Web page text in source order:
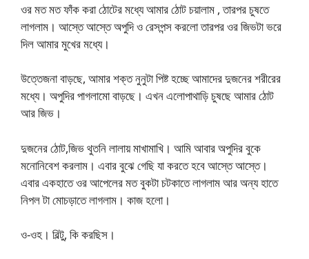
ওর মত মত ফাঁক করা ঠোটের মধ্যে আমার ঠোট চয়ালাম , তারপর চুষতে
লাগলাম। আস্তে আস্তে অপুদি ও রেসপন্স করলো তারপর ওর জিভটা ভরে
দিল আমার মুখের মধ্যে।
উত্তেজনা বাড়ছে, আমার শক্ত নুনুটা পিষ্ট হচ্ছে আমাদের দুজনের শরীরের
মধ্যে। অপুদির পাগলামো বাড়ছে। এখন এলোপাথাড়ি চুষছে আমার ঠোট
আর জিভ।
দুজনের ঠোট,জিভ থুতনি লালায় মাখামাখি। আমি আবার অপুদির বুকে
মনোনিবেশ করলাম। এবার বুঝে গেছি যা করতে হবে আস্তে আস্তে।
এবার একহাতে ওর আপেলের মত বুকটা চটকাতে লাগলাম আর অন্য হাতে
নিপল টা মোচড়াতে লাগলাম। কাজ হলো।
ও-ওহ। বিল্টু, কি করছিস।